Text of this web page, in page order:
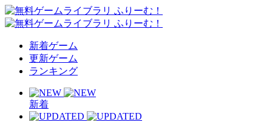
新着ゲーム
更新ゲーム
ランキング
新着